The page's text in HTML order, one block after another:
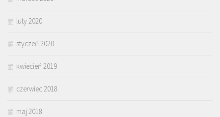
luty 2020
styczeń 2020
kwiecień 2019
czerwiec 2018
maj 2018